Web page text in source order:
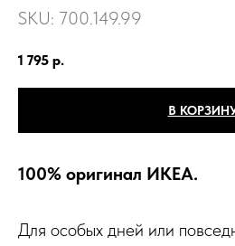
SKU: 700.149.99
1 795 р.
В
100% оригинал ИКЕА.
Для особых дней или